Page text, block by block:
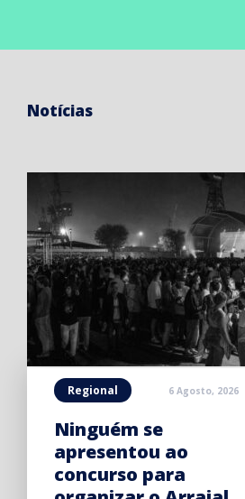
Notícias
Regional 6 Agosto, 2026
Ninguém se
apresentou ao
concurso para